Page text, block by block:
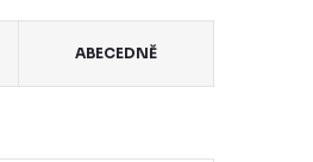
ABECEDNĚ